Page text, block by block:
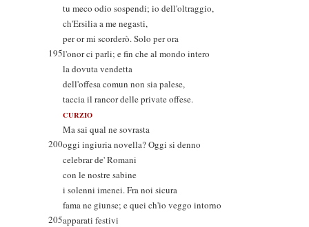
tu meco odio sospendi; io dell'oltraggio,
ch'Ersilia a me negasti,
per or mi scorderò. Solo per ora
195l'onor ci parli; e fin che al mondo intero
la dovuta vendetta
dell'offesa comun non sia palese,
taccia il rancor delle private offese.
CURZIO
Ma sai qual ne sovrasta
200oggi ingiuria novella? Oggi si denno
celebrar de' Romani
con le nostre sabine
i solenni imenei. Fra noi sicura
fama ne giunse; e quei ch'io veggo intorno
205apparati festivi